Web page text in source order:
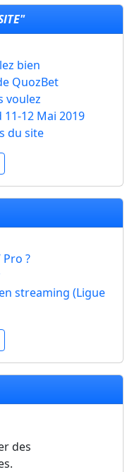
bien
QuozBet
voulez
12 Mai 2019
du site
?
streaming (Ligue
des